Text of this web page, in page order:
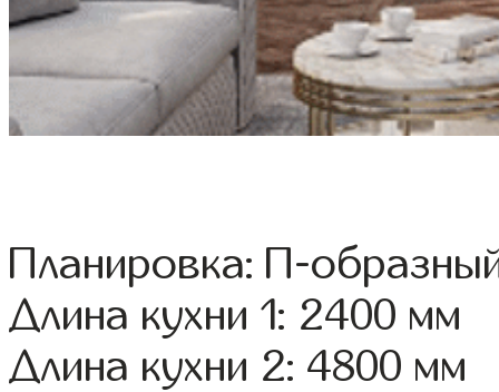
Планировка: П-
Длина кухни 1: 2400 мм
Длина кухни 2: 4800 мм